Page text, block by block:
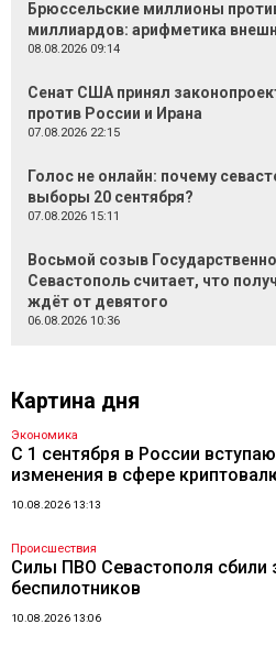
Брюссельские миллионы
миллиардов: арифметика
08.08.2026 09:14
Сенат США принял
против России и Ирана
07.08.2026 22:15
Голос не онлайн: почему
выборы 20 сентября?
07.08.2026 15:11
Восьмой созыв
Севастополь считает, что
ждёт от девятого
06.08.2026 10:36
Картина дня
Экономика
С 1 сентября в России
изменения в сфере
10.08.2026 13:13
Происшествия
Силы ПВО Севастополя сбили
беспилотников
10.08.2026 13:06